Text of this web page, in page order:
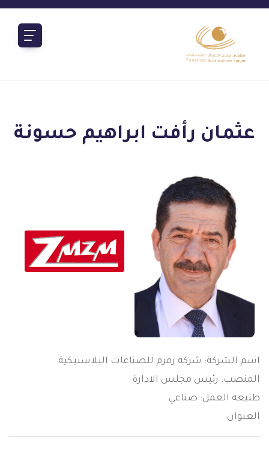
عثمان رأفت ابراهيم حسونة
اسم الشركة: شركة زمزم للصناعات البلاستيكية
المنصب: رئيس مجلس الادارة
طبيعة العمل: صناعي
العنوان: